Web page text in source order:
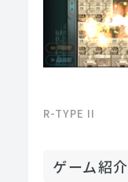
R-TYPE II
ゲーム紹介